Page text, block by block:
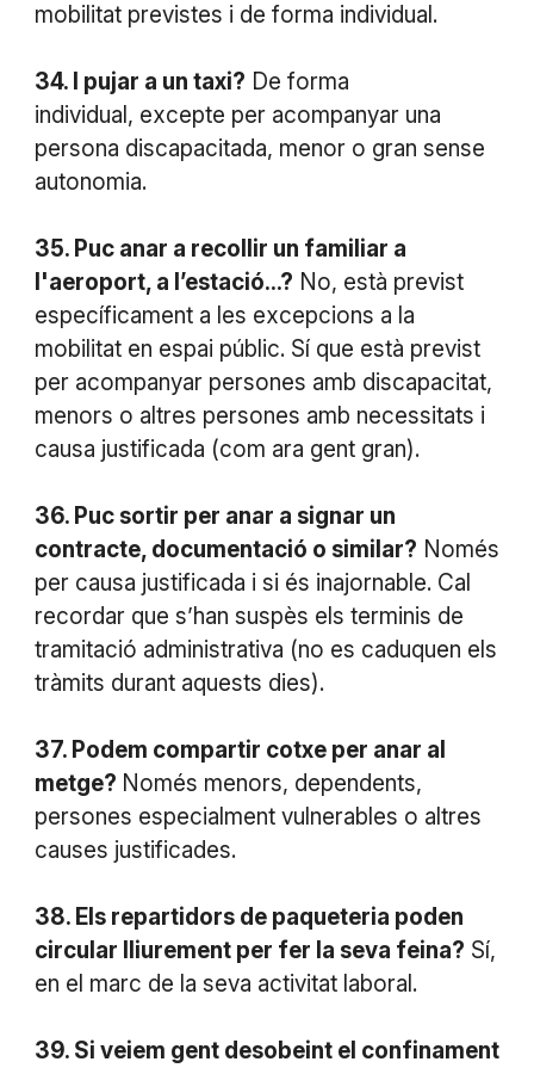
mobilitat previstes i de forma individual.
34. I pujar a un taxi? De forma
individual, excepte per acompanyar una
persona discapacitada, menor o gran sense
autonomia.
35. Puc anar a recollir un familiar a
l'aeroport, a l’estació...? No, està previst
específicament a les excepcions a la
mobilitat en espai públic. Sí que està previst
per acompanyar persones amb discapacitat,
menors o altres persones amb necessitats i
causa justificada (com ara gent gran).
36. Puc sortir per anar a signar un
contracte, documentació o similar? Només
per causa justificada i si és inajornable. Cal
recordar que s’han suspès els terminis de
tramitació administrativa (no es caduquen els
tràmits durant aquests dies).
37. Podem compartir cotxe per anar al
metge? Només menors, dependents,
persones especialment vulnerables o altres
causes justificades.
38. Els repartidors de paqueteria poden
circular lliurement per fer la seva feina? Sí,
en el marc de la seva activitat laboral.
39. Si veiem gent desobeint el confinament